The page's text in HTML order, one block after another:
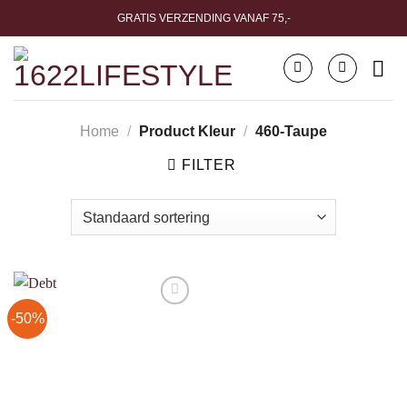
naar
inhoud
GRATIS VERZENDING VANAF 75,-
Home / Product Kleur / 460-Taupe
FILTER
-50%